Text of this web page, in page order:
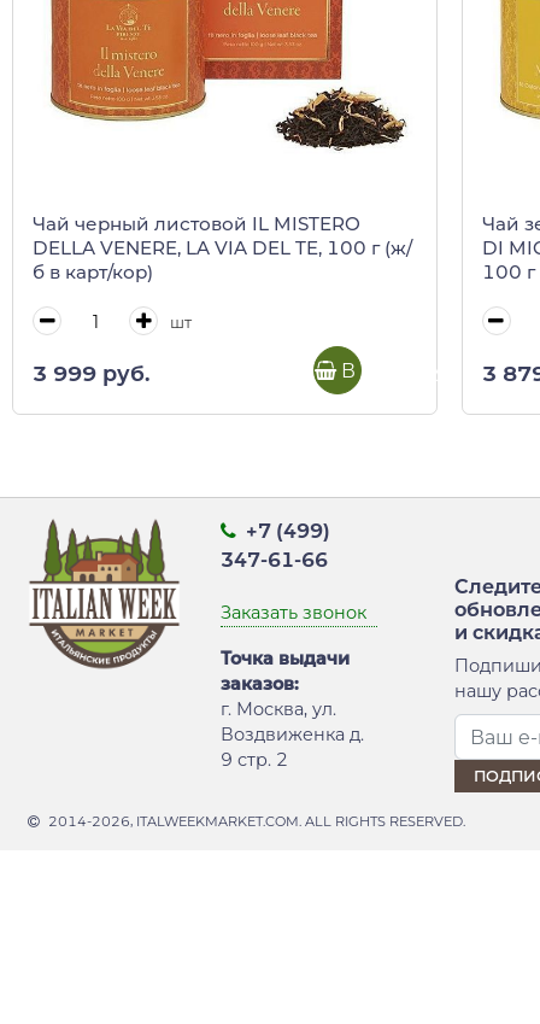
Чай черный листовой IL MISTERO
DELLA VENERE, LA VIA DEL TE, 100 г (ж/
б в карт/кор)
шт
3 999 руб. В корзину
Чай
DI
100 г
3
+7 (499)
347-61-66
Заказать звонок
Точка выдачи
заказов:
г. Москва, ул.
Воздвиженка д.
9 стр. 2
и
нашу
2014-2026, ITALWEEKMARKET.COM. ALL RIGHTS RESERVED.